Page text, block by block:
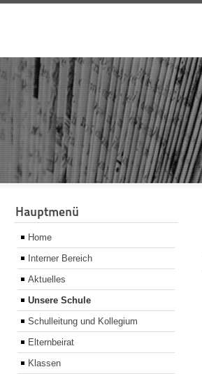
Hauptmenü
Home
Interner Bereich
Aktuelles
Unsere Schule
Schulleitung und Kollegium
Elternbeirat
Klassen